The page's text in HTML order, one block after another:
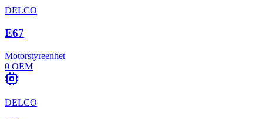
DELCO
E67
Motorstyreenhet
0 OEM
DELCO